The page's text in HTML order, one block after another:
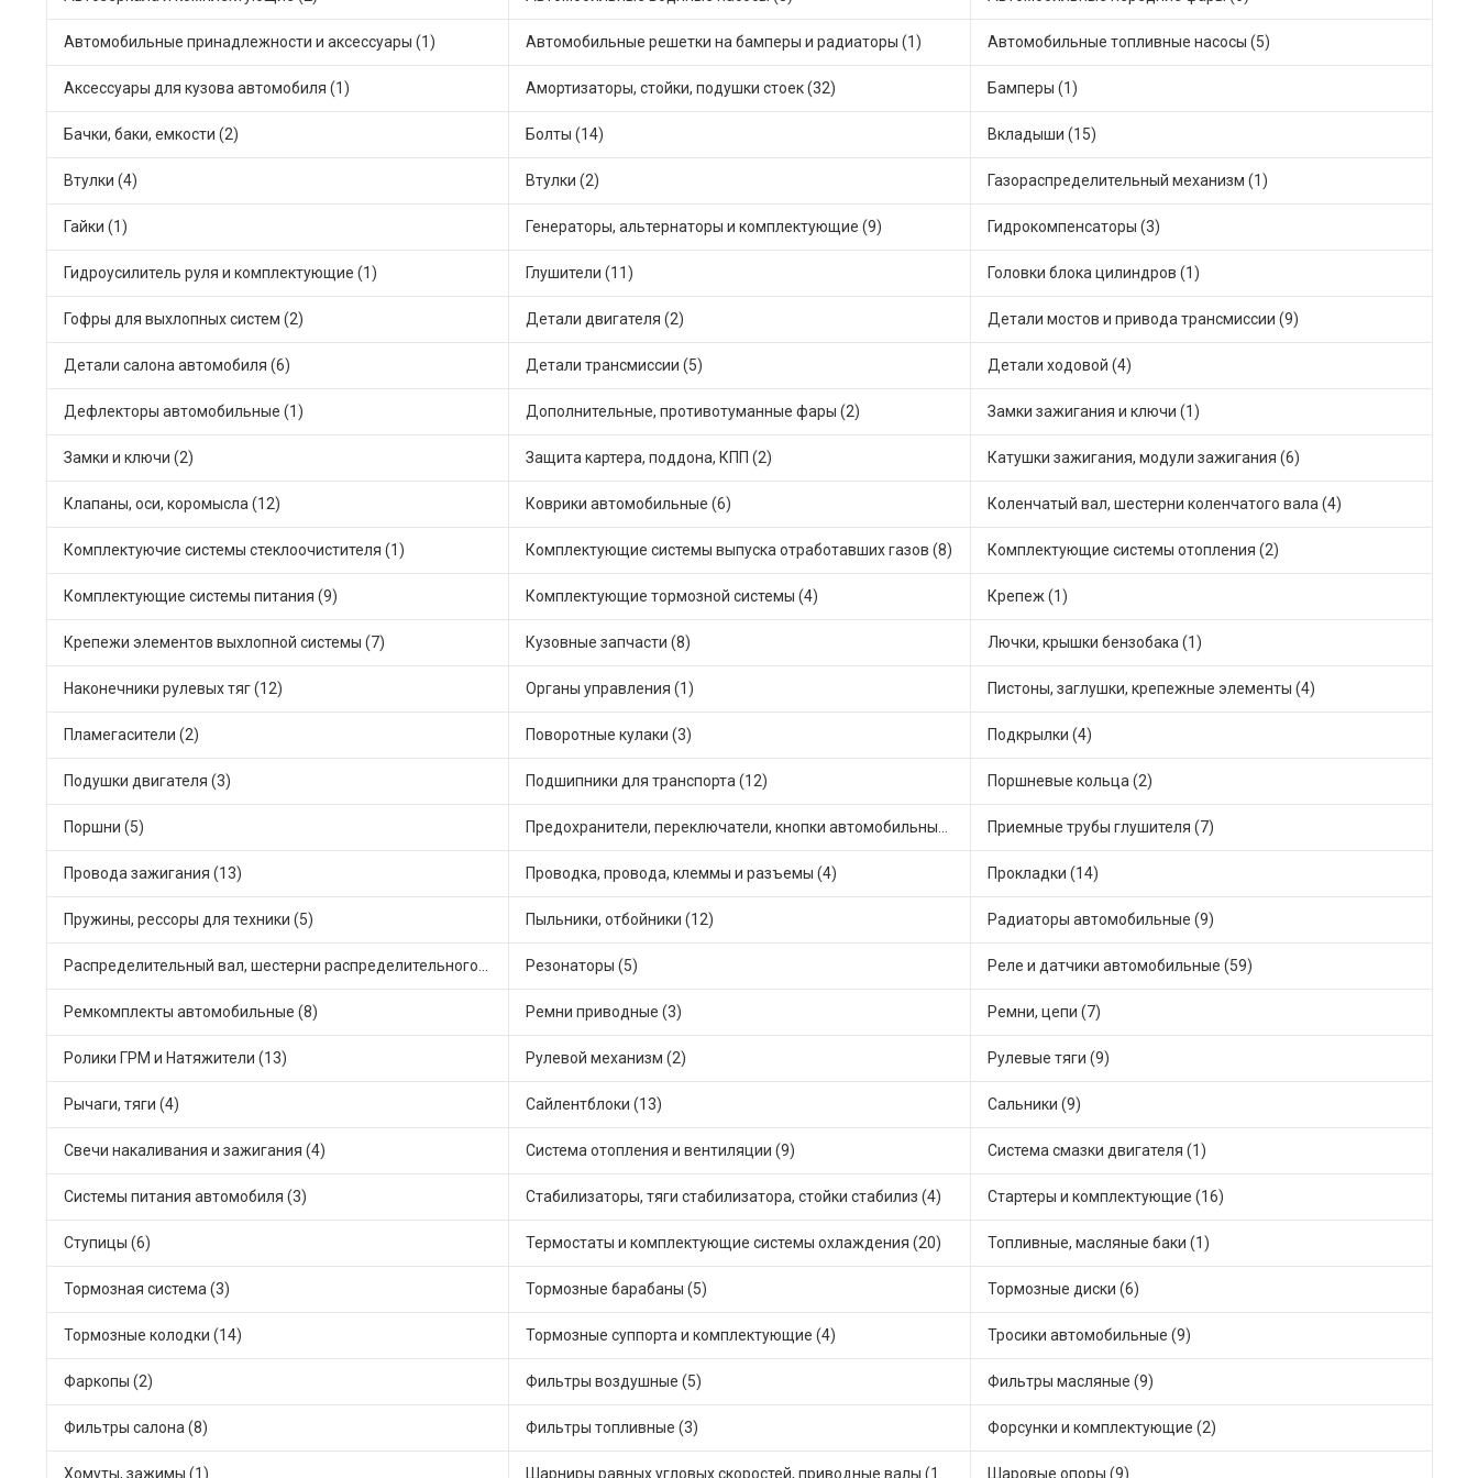
Автомобильные принадлежности и аксессуары (1) Автомобильные решетки на бамперы и радиаторы (1) Автомобильные топливные насосы (5)
Аксессуары для кузова автомобиля (1) Амортизаторы, стойки, подушки стоек (32) Бамперы (1)
Бачки, баки, емкости (2) Болты (14) Вкладыши (15)
Втулки (4) Втулки (2) Газораспределительный механизм (1)
Гайки (1) Генераторы, альтернаторы и комплектующие (9) Гидрокомпенсаторы (3)
Гидроусилитель руля и комплектующие (1) Глушители (11) Головки блока цилиндров (1)
Гофры для выхлопных систем (2) Детали двигателя (2) Детали мостов и привода трансмиссии (9)
Детали салона автомобиля (6) Детали трансмиссии (5) Детали ходовой (4)
Дефлекторы автомобильные (1) Дополнительные, противотуманные фары (2) Замки зажигания и ключи (1)
Замки и ключи (2) Защита картера, поддона, КПП (2) Катушки зажигания, модули зажигания (6)
Клапаны, оси, коромысла (12) Коврики автомобильные (6) Коленчатый вал, шестерни коленчатого вала (4)
Комплектуючие системы стеклоочистителя (1) Комплектующие системы выпуска отработавших газов (8) Комплектующие системы отопления (2)
Комплектующие системы питания (9) Комплектующие тормозной системы (4) Крепеж (1)
Крепежи элементов выхлопной системы (7) Кузовные запчасти (8) Лючки, крышки бензобака (1)
Наконечники рулевых тяг (12) Органы управления (1) Пистоны, заглушки, крепежные элементы (4)
Пламегасители (2) Поворотные кулаки (3) Подкрылки (4)
Подушки двигателя (3) Подшипники для транспорта (12) Поршневые кольца (2)
Поршни (5) Приемные трубы глушителя (7)
Провода зажигания (13) Проводка, провода, клеммы и разъемы (4) Прокладки (14)
Пружины, рессоры для техники (5) Пыльники, отбойники (12) Радиаторы автомобильные (9)
Резонаторы (5) Реле и датчики автомобильные (59)
Ремкомплекты автомобильные (8) Ремни приводные (3) Ремни, цепи (7)
Ролики ГРМ и Натяжители (13) Рулевой механизм (2) Рулевые тяги (9)
Рычаги, тяги (4) Сайлентблоки (13) Сальники (9)
Свечи накаливания и зажигания (4) Система отопления и вентиляции (9) Система смазки двигателя (1)
Системы питания автомобиля (3) Стабилизаторы, тяги стабилизатора, стойки стабилиз (4) Стартеры и комплектующие (16)
Ступицы (6) Термостаты и комплектующие системы охлаждения (20) Топливные, масляные баки (1)
Тормозная система (3) Тормозные барабаны (5) Тормозные диски (6)
Тормозные колодки (14) Тормозные суппорта и комплектующие (4) Тросики автомобильные (9)
Фаркопы (2) Фильтры воздушные (5) Фильтры масляные (9)
Фильтры салона (8) Фильтры топливные (3) Форсунки и комплектующие (2)
Хомуты, зажимы (1) Шаровые опоры (9)